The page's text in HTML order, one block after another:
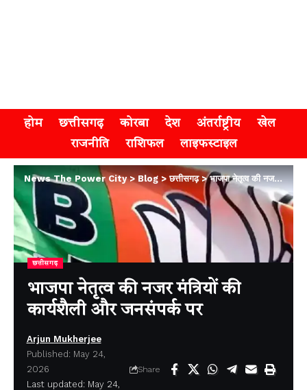
होम छत्तीसगढ़ कोरबा देश अंतर्राष्ट्रीय
खेल
राजनीति
राशिफल लाइफस्टाइल
News The Power City>Blog>छत्तीसगढ़>भाजपा नेतृत्व की नजर मंत्रियों की कार्यशैली और जनसंपर्क पर
छत्तीसगढ़
भाजपा नेतृत्व की नजर मंत्रियों की
कार्यशैली और जनसंपर्क पर
Last updated: May 24,
Arjun Mukherjee
Published: May 24,
2026
Share